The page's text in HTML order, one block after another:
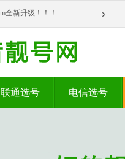
全新升级！！！
联通选号 电信选号